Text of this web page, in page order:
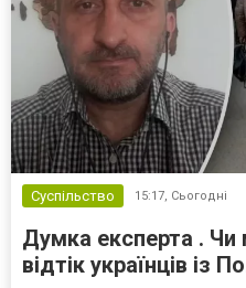
Суспільство 15:17, Сьогодні
Думка експерта .
відтік українців із